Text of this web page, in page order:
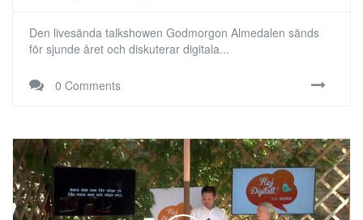
Den livesända talkshowen Godmorgon Almedalen sänds
för sjunde året och diskuterar digitala...
0 Comments